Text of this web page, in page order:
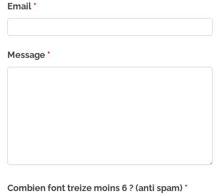
Email *
Message *
Combien font treize moins 6 ? (anti spam) *